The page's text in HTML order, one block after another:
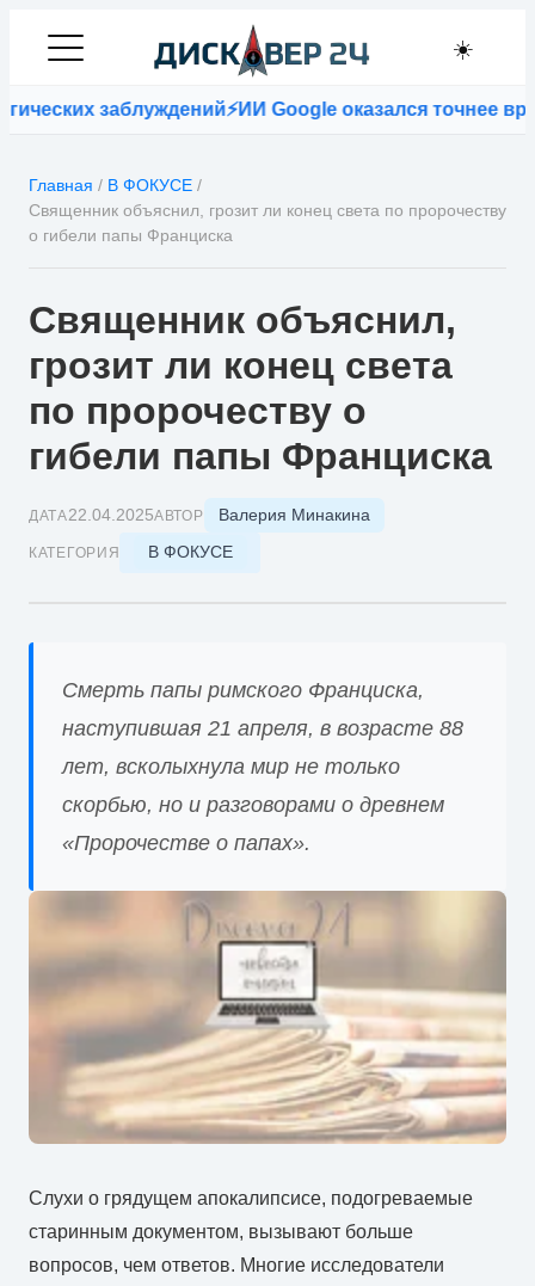
☀️
заблуждений⚡ИИ Google оказался точнее
Главная / В ФОКУСЕ /
Священник объяснил, грозит ли конец света по пророчеству
о гибели папы Франциска
Священник объяснил,
грозит ли конец света
по пророчеству о
гибели папы Франциска
ДАТА22.04.2025АВТОР Валерия Минакина
КАТЕГОРИЯ В ФОКУСЕ
Смерть папы римского Франциска,
наступившая 21 апреля, в возрасте 88
лет, всколыхнула мир не только
скорбью, но и разговорами о древнем
«Пророчестве о папах».
Слухи о грядущем апокалипсисе, подогреваемые
старинным документом, вызывают больше
вопросов, чем ответов. Многие исследователи